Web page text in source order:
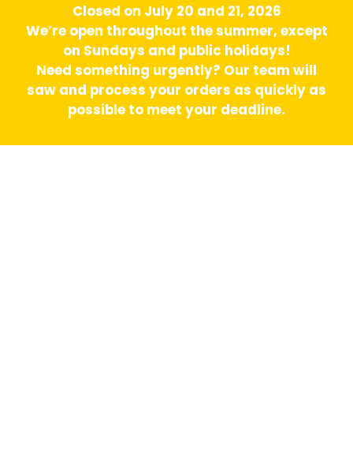
Closed on July 20 and 21, 2026
We’re open throughout the summer, except
on Sundays and public holidays!
Need something urgently? Our team will
saw and process your orders as quickly as
possible to meet your deadline.